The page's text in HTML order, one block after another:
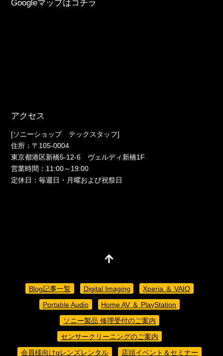
Googleマップはコチラ
アクセス
[ソニーショップ テックスタッフ]
住所：〒105-0004
東京都港区新橋5-12-6 ヴェルディ新橋1F
営業時間：11:00～19:00
定休日：毎週日・月曜および祝祭日
Blog記事一覧 Digital Imaging
Xperia ＆ VAIO
Portable Audio
Home AV ＆ PlayStation
ソニー製品 修理受付のご案内
センサークリーニングのご案内
会員様向けαレンズレンタル
店頭イベント＆セミナー